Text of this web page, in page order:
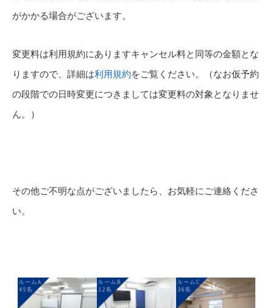
がかかる場合がございます。
変更料は利用規約にありますキャンセル料と同等の金額とな
りますので、詳細は利用規約をご覧ください。（なお仮予約
の段階での日時変更につきましては変更料の対象となりませ
ん。）
その他ご不明な点がございましたら、お気軽にご連絡くださ
い。